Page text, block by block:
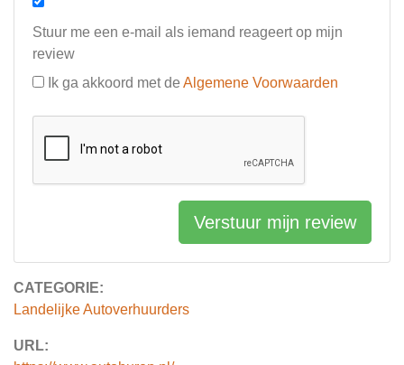
CATEGORIE:
Landelijke Autoverhuurders
URL:
Stuur me een e-mail als iemand reageert op mijn
review
Ik ga akkoord met de Algemene Voorwaarden
Verstuur mijn review